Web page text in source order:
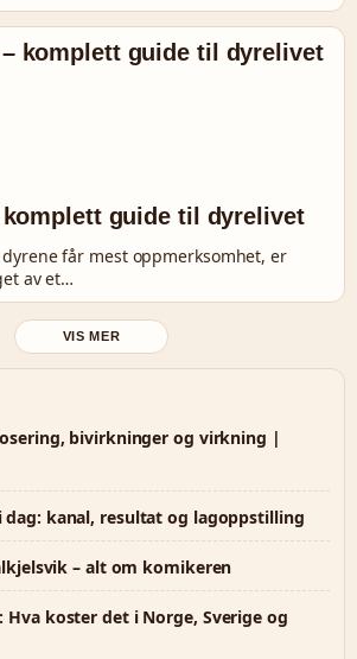
guide til dyrelivet
får mest oppmerksomhet, er
av et…
VIS MER
bivirkninger og virkning |
dag: kanal, resultat og lagoppstilling
– alt om komikeren
Hva koster det i Norge, Sverige og